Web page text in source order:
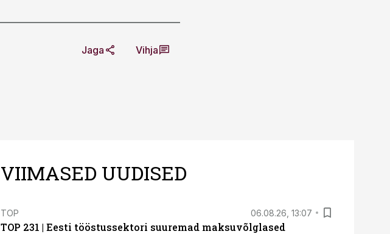
Jaga Vihja
VIIMASED UUDISED
TOP 06.08.26, 13:07
TOP 231 | Eesti tööstussektori suuremad maksuvõlglased